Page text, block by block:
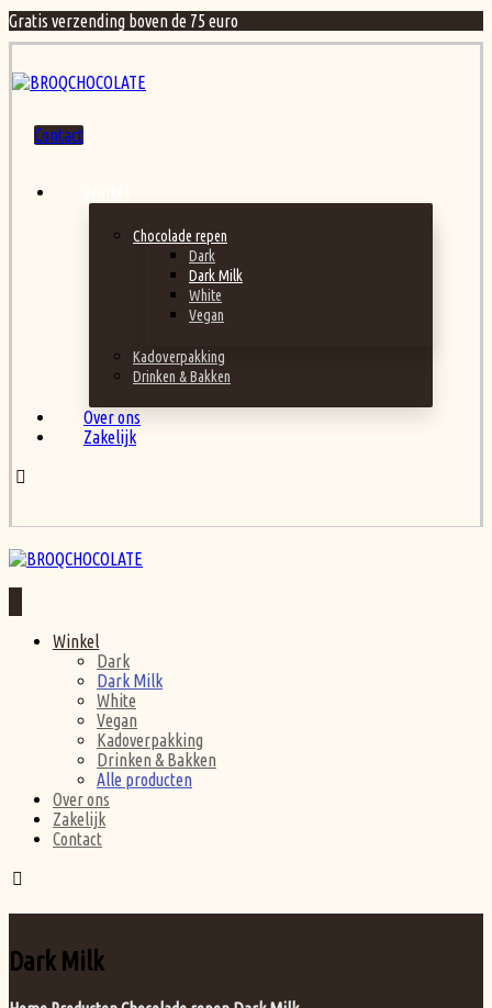
Gratis verzending boven de 75 euro
Contact
Chocolade repen
Dark
Dark Milk
White
Vegan
Kadoverpakking
Drinken & Bakken
Over ons
Zakelijk
Winkel
Dark
Dark Milk
White
Vegan
Kadoverpakking
Drinken & Bakken
Alle producten
Over ons
Zakelijk
Contact
Dark Milk